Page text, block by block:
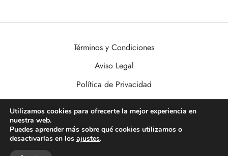
Términos y Condiciones
Aviso Legal
Política de Privacidad
Política de Cookies
VisualDomo | Imagen, Sonido, Informática, Domótica y Seguridad al
alcance de todos. Desde Valencia a toda España.
Utilizamos cookies para ofrecerte la mejor experiencia en
nuestra web.
Puedes aprender más sobre qué cookies utilizamos o
desactivarlas en los ajustes.